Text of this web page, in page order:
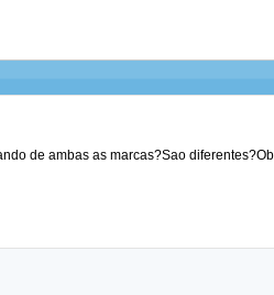
de ambas as marcas?Sao